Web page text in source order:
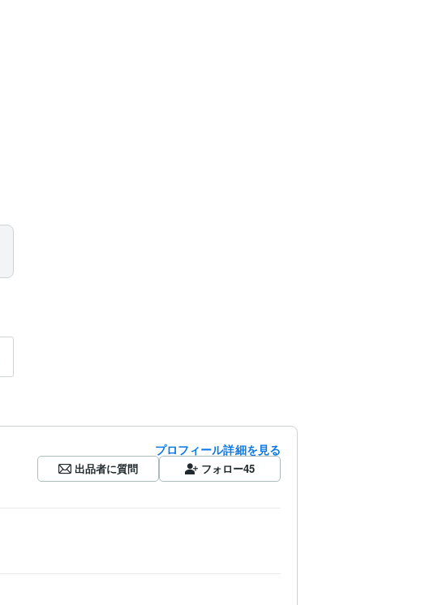
プロフィール詳細を見る
出品者に質問 フォロー45